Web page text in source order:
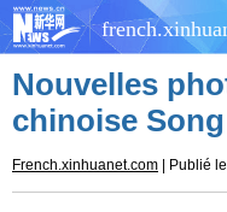
CHINE
Nouvelles
chinoise
French.xinhuanet.com | Publié